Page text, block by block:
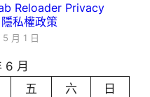
Reloader Privacy
私權政策
月 1 日
6 月
五 六
日